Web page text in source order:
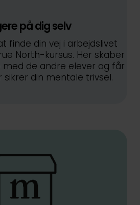
på dig selv
finde din vej i arbejdslivet
North-kursus. Her skaber
de andre elever og får
sikrer din mentale trivsel.